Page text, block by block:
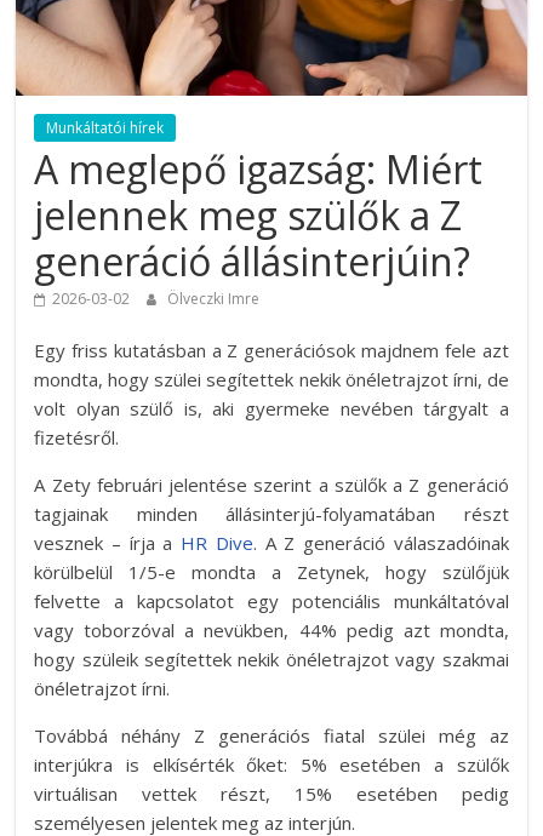
Munkáltatói hírek
A meglepő igazság: Miért
jelennek meg szülők a Z
generáció állásinterjúin?
2026-03-02 Ölveczki Imre
Egy friss kutatásban a Z generációsok majdnem fele azt
mondta, hogy szülei segítettek nekik önéletrajzot írni, de
volt olyan szülő is, aki gyermeke nevében tárgyalt a
fizetésről.
A Zety februári jelentése szerint a szülők a Z generáció
tagjainak minden állásinterjú-folyamatában részt
vesznek – írja a HR Dive. A Z generáció válaszadóinak
körülbelül 1/5-e mondta a Zetynek, hogy szülőjük
felvette a kapcsolatot egy potenciális munkáltatóval
vagy toborzóval a nevükben, 44% pedig azt mondta,
hogy szüleik segítettek nekik önéletrajzot vagy szakmai
önéletrajzot írni.
Továbbá néhány Z generációs fiatal szülei még az
interjúkra is elkísérték őket: 5% esetében a szülők
virtuálisan vettek részt, 15% esetében pedig
személyesen jelentek meg az interjún.